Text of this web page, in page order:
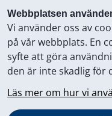
Webbplatsen
Vi använder oss av
på vår webbplats. En
syfte att göra
den är inte skadlig för
Läs mer om hur vi